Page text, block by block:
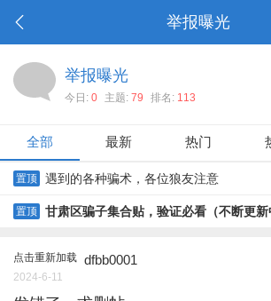
举报曝光
举报曝光
今日: 0 主题: 79 排名: 113
全部 最新 热门
置顶 遇到的各种骗术，各位狼友注意
置顶 甘肃区骗子集合贴，验证必看（不断更新
点击重新加载 dfbb0001
2024-6-11